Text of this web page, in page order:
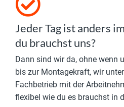
Jeder Tag ist anders
du brauchst uns?
Dann sind wir da, ohne wenn
bis zur Montagekraft, wir
Fachbetrieb mit der